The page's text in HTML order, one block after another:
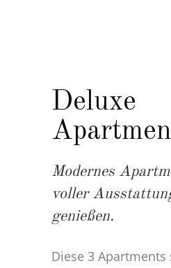
Deluxe
Modernes
voller
genießen.
Diese 3 Apartments